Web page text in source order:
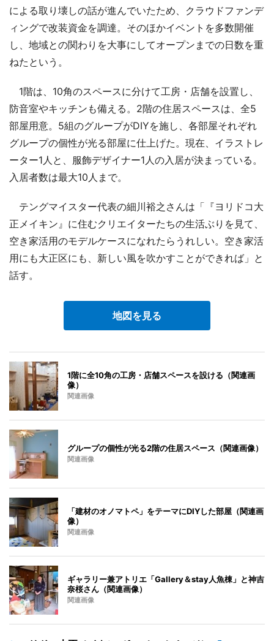
による取り壊しの話が進んでいたため、クラウドファンデ
ィングで改装資金を調達。そのほかイベントを多数開催
し、地域との関わりを大事にしてオープンまでの日数を重
ねたという。
1階は、10角のスペースに分けて工房・店舗を設置し、
防音室やキッチンも備える。2階の住居スペースは、全5
部屋用意。5組のグループがDIYを施し、各部屋それぞれ
グループの個性が光る部屋に仕上げた。現在、イラストレ
ーター1人と、服飾デザイナー1人の入居が決まっている。
入居者数は最大10人まで。
テングマイスター代表の細川裕之さんは「『ヨリドコ大
正メイキン』に住むクリエイターたちの生活ぶりを見て、
空き家活用のモデルケースになれたらうれしい。空き家活
用にも大正区にも、新しい風を吹かすことができれば」と
話す。
地図を見る
1階に全10角の工房・店舗スペースを設ける（関連画
像）
関連画像
グループの個性が光る2階の住居スペース（関連画像）
関連画像
「建材のオノマトペ」をテーマにDIYした部屋（関連画
像）
関連画像
ギャラリー兼アトリエ「Gallery＆stay人魚棟」と神吉
奈桜さん（関連画像）
関連画像